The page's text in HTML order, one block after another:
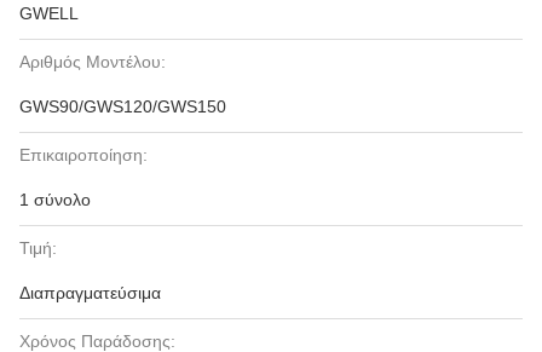
GWELL
Αριθμός Μοντέλου:
GWS90/GWS120/GWS150
Επικαιροποίηση:
1 σύνολο
Τιμή:
Διαπραγματεύσιμα
Χρόνος Παράδοσης: